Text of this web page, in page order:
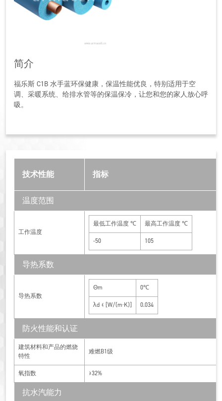
简介
福乐斯 C1B 水手蓝环保健康，保温性能优良，特别适用于空
调、采暖系统、给排水管等的保温保冷，让您和您的家人放心呼
吸。
技术性能 指标
温度范围
工作温度
最低工作温度 ℃ 最高工作温度 ℃
-50 105
导热系数
导热系数
Θm 0℃
λd ≤ [W/(m·K)] 0.034
防火性能和认证
建筑材料和产品的燃烧
特性
难燃B1级
氧指数 ≥32%
抗水汽能力